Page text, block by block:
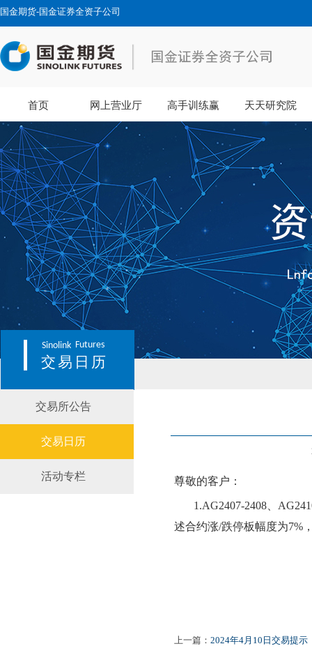
国金期货-国金证券全资子公司
首页 网上营业厅 高手训练赢 天天研究院
Sinolink Futures
交易日历
交易所公告
交易日历
活动专栏 尊敬的客户：
1.AG2407-2408、
述合约涨/跌停板幅度为7%
上一篇： 2024年4月10日交易提示